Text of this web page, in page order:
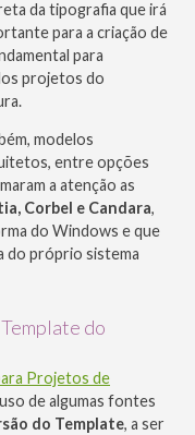
da tipografia que irá
para a criação de
para
projetos do
modelos
entre opções
a atenção as
Corbel e Candara,
do Windows e que
do próprio sistema
do
Projetos de
de algumas fontes
do Template, a ser